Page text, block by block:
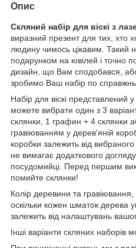
Опис
Скляний набір для віскі з
виразний презент для тих, хто
людину чимось цікавим. Такий
подарунком на ювілей і точно
дизайн, що Вам сподобався,
зробимо Ваш набір по
Набір для віскі представлений
можете вибрати один з 3
склянки, 1 графин + 4 склянки
гравіюванням у дерев'яній
коробки залежить від
не вимагає додаткового
посудомийці. Перед першим
помийте склянки!
Колір деревини та гравіювання,
оскільки кожен шматок дерева
залежить від налаштувань
Інші варіанти скляних наборів